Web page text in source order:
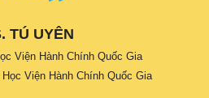
TÚ UYÊN
Viện Hành Chính Quốc Gia
Viện Hành Chính Quốc Gia